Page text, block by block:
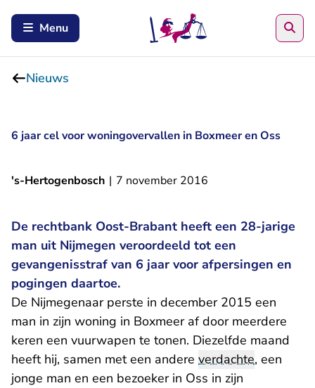
Menu
Nieuws
6 jaar cel voor woningovervallen in Boxmeer en Oss
's-Hertogenbosch | 7 november 2016
De rechtbank Oost-Brabant heeft een 28-jarige
man uit Nijmegen veroordeeld tot een
gevangenisstraf van 6 jaar voor afpersingen en
pogingen daartoe.
De Nijmegenaar perste in december 2015 een
man in zijn woning in Boxmeer af door meerdere
keren een vuurwapen te tonen. Diezelfde maand
heeft hij, samen met een andere verdachte, een
jonge man en een bezoeker in Oss in zijn